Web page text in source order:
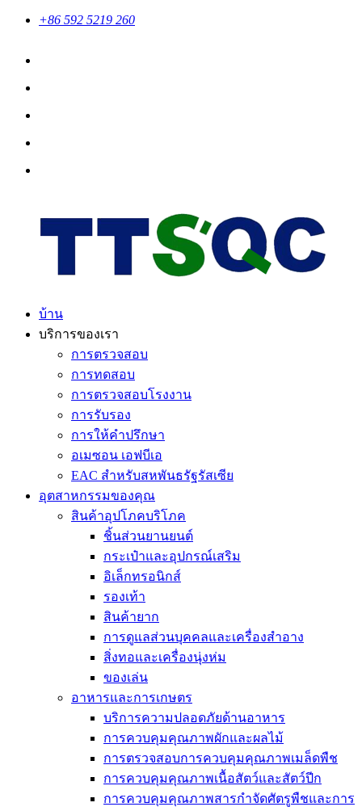
+86 592 5219 260
บ้าน
บริการของเรา
การตรวจสอบ
การทดสอบ
การตรวจสอบโรงงาน
การรับรอง
การให้คำปรึกษา
อเมซอน เอฟบีเอ
EAC สำหรับสหพันธรัฐรัสเซีย
อุตสาหกรรมของคุณ
สินค้าอุปโภคบริโภค
ชิ้นส่วนยานยนต์
กระเป๋าและอุปกรณ์เสริม
อิเล็กทรอนิกส์
รองเท้า
สินค้ายาก
การดูแลส่วนบุคคลและเครื่องสำอาง
สิ่งทอและเครื่องนุ่งห่ม
ของเล่น
อาหารและการเกษตร
บริการความปลอดภัยด้านอาหาร
การควบคุมคุณภาพผักและผลไม้
การตรวจสอบการควบคุมคุณภาพเมล็ดพืช
การควบคุมคุณภาพเนื้อสัตว์และสัตว์ปีก
การควบคุมคุณภาพสารกำจัดศัตรูพืชและการ